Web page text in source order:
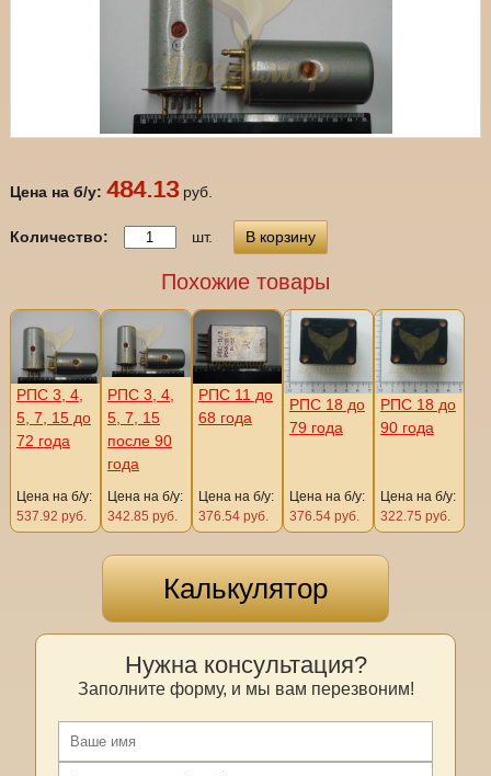
Цена на б/у: 484.13руб.
Количество: шт. В корзину
Похожие товары
РПС 3, 4,
5, 7, 15 до
72 года
Цена на б/у:
537.92 руб.
РПС 3, 4,
5, 7, 15
после 90
года
Цена на б/у:
342.85 руб.
РПС 11 до
68 года
Цена на б/у:
376.54 руб.
РПС 18 до
79 года
Цена на б/у:
376.54 руб.
РПС 18 до
90 года
Цена на б/у:
322.75 руб.
Калькулятор
Нужна консультация?
Заполните форму, и мы вам перезвоним!